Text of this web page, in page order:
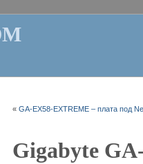
«GA-EX58-EXTREME – плата под
Gigabyte